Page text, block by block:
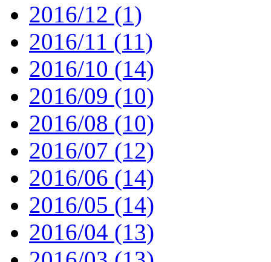
2016/12 (1)
2016/11 (11)
2016/10 (14)
2016/09 (10)
2016/08 (10)
2016/07 (12)
2016/06 (14)
2016/05 (14)
2016/04 (13)